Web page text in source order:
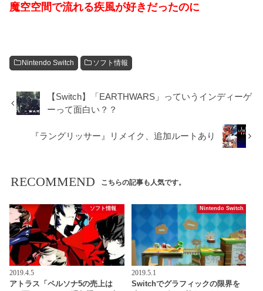
魔空空間で流れる疾風が好きだったのに
Nintendo Switch ソフト情報
【Switch】「EARTHWARS」っていうインディーゲ
ーって面白い？？
『ラングリッサー』リメイク、追加ルートあり
RECOMMEND こちらの記事も人気です。
ソフト情報
2019.4.5
アトラス「ペルソナ5の売上は
Nintendo Switch
2019.5.1
Switchでグラフィックの限界を